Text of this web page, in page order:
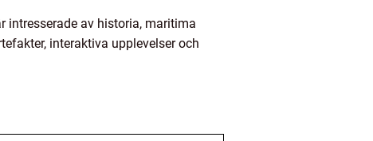
av historia, maritima
interaktiva upplevelser och